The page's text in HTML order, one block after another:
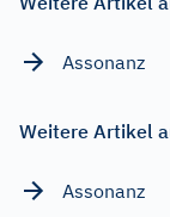
Assonanz
Weitere Artikel
Assonanz